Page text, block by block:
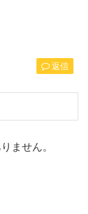
返信
ません。